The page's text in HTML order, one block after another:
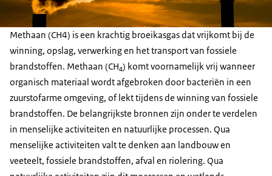
Methaan (CH4) is een krachtig broeikasgas dat vrijkomt bij de
winning, opslag, verwerking en het transport van fossiele
brandstoffen. Methaan (CH₄) komt voornamelijk vrij wanneer
organisch materiaal wordt afgebroken door bacteriën in een
zuurstofarme omgeving, of lekt tijdens de winning van fossiele
brandstoffen. De belangrijkste bronnen zijn onder te verdelen
in menselijke activiteiten en natuurlijke processen. Qua
menselijke activiteiten valt te denken aan landbouw en
veeteelt, fossiele brandstoffen, afval en riolering. Qua